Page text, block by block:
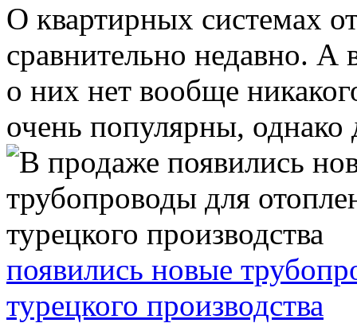
О квартирных системах
сравнительно недавно. А
о них нет вообще
очень популярны, однако
появились новые
турецкого производства